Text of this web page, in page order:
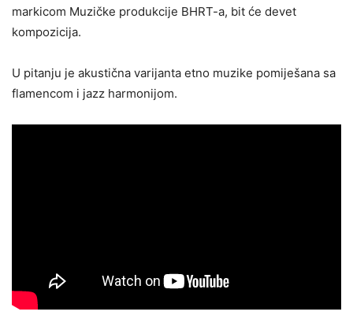
markicom Muzičke produkcije BHRT-a, bit će devet
kompozicija.
U pitanju je akustična varijanta etno muzike pomiješana sa
flamencom i jazz harmonijom.